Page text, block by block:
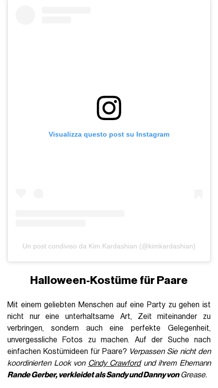
Visualizza questo post su Instagram
Un post condiviso da Kim Kardashian (@kimkardashian)
Halloween-Kostüme für Paare
Mit einem geliebten Menschen auf eine Party zu gehen ist
nicht nur eine unterhaltsame Art, Zeit miteinander zu
verbringen, sondern auch eine perfekte Gelegenheit,
unvergessliche Fotos zu machen. Auf der Suche nach
einfachen Kostümideen für Paare? Verpassen Sie nicht den
koordinierten Look von Cindy Crawfordund ihrem Ehemann
Rande Gerber, verkleidet alsSandy undDanny vonGrease.